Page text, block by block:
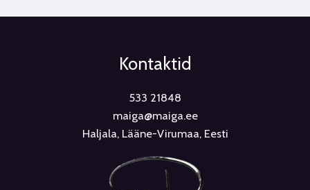
Kontaktid
533 21848
maiga@maiga.ee
Haljala, Lääne-Virumaa, Eesti